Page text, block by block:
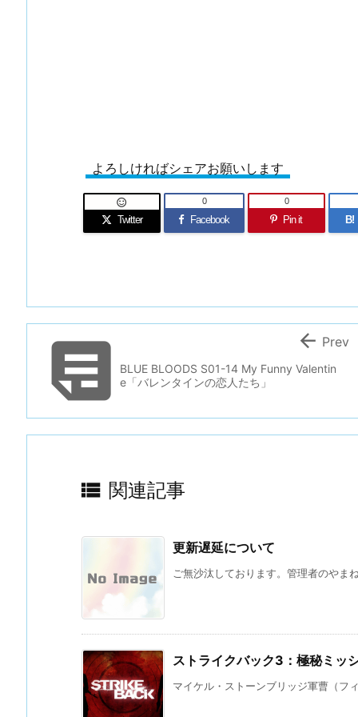
よろしければシェアお願いします
Twitter

Facebook
0
Pin it
0
B!
BLUE BLOODS S01-14 My Funny Valentin
e「バレンタインの恋人たち」
 Prev
 関連記事
更新遅延について
ご無沙汰しております。管理者のやま
ストライクバック3：極秘ミッ
マイケル・ストーンブリッジ軍曹（フ